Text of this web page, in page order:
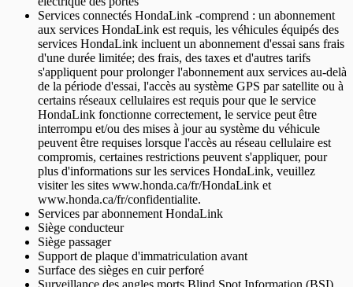
Services connectés HondaLink -comprend : un abonnement
aux services HondaLink est requis, les véhicules équipés des
services HondaLink incluent un abonnement d'essai sans frais
d'une durée limitée; des frais, des taxes et d'autres tarifs
s'appliquent pour prolonger l'abonnement aux services au-delà
de la période d'essai, l'accès au système GPS par satellite ou à
certains réseaux cellulaires est requis pour que le service
HondaLink fonctionne correctement, le service peut être
interrompu et/ou des mises à jour au système du véhicule
peuvent être requises lorsque l'accès au réseau cellulaire est
compromis, certaines restrictions peuvent s'appliquer, pour
plus d'informations sur les services HondaLink, veuillez
visiter les sites www.honda.ca/fr/HondaLink et
www.honda.ca/fr/confidentialite.
Services par abonnement HondaLink
Siège conducteur
Siège passager
Support de plaque d'immatriculation avant
Surface des sièges en cuir perforé